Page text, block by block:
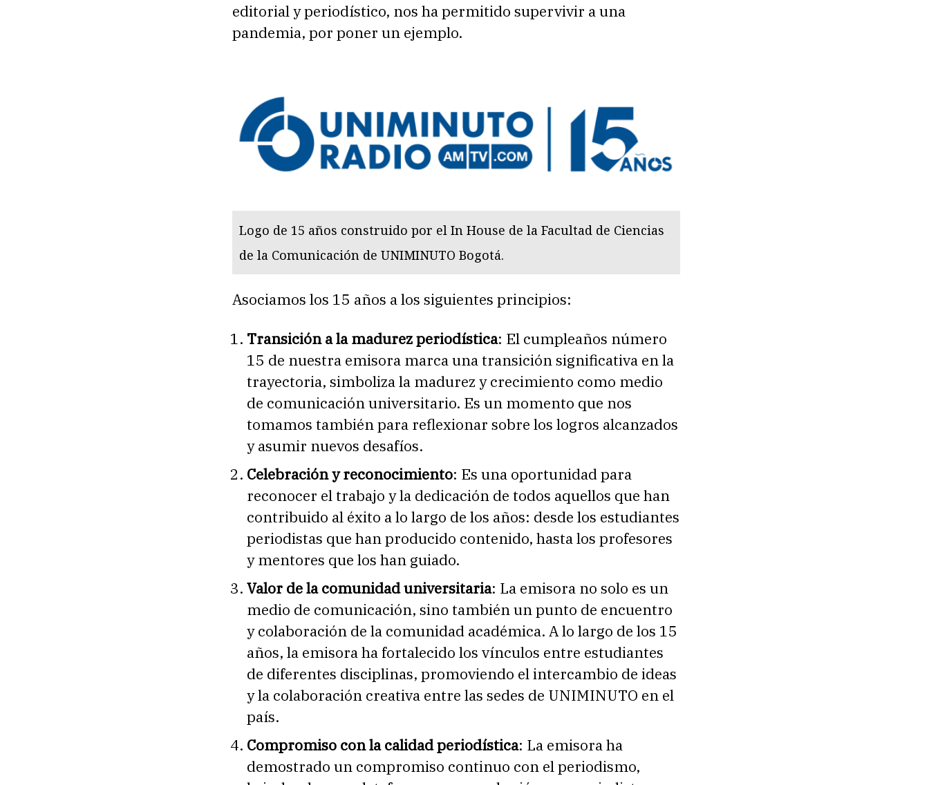
editorial y periodístico, nos ha permitido supervivir a una
pandemia, por poner un ejemplo.
Logo de 15 años construido por el In House de la Facultad de Ciencias
de la Comunicación de UNIMINUTO Bogotá.
Asociamos los 15 años a los siguientes principios:
Transición a la madurez periodística: El cumpleaños número
15 de nuestra emisora marca una transición significativa en la
trayectoria, simboliza la madurez y crecimiento como medio
de comunicación universitario. Es un momento que nos
tomamos también para reflexionar sobre los logros alcanzados
y asumir nuevos desafíos.
Celebración y reconocimiento: Es una oportunidad para
reconocer el trabajo y la dedicación de todos aquellos que han
contribuido al éxito a lo largo de los años: desde los estudiantes
periodistas que han producido contenido, hasta los profesores
y mentores que los han guiado.
Valor de la comunidad universitaria: La emisora no solo es un
medio de comunicación, sino también un punto de encuentro
y colaboración de la comunidad académica. A lo largo de los 15
años, la emisora ha fortalecido los vínculos entre estudiantes
de diferentes disciplinas, promoviendo el intercambio de ideas
y la colaboración creativa entre las sedes de UNIMINUTO en el
país.
Compromiso con la calidad periodística: La emisora ha
demostrado un compromiso continuo con el periodismo,